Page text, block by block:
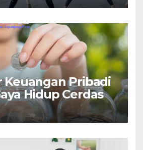
Pribadi
Hidup Cerdas